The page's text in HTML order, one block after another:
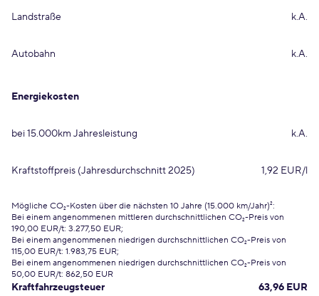
Landstraße k.A.
Autobahn k.A.
Energiekosten
bei 15.000km Jahresleistung k.A.
Kraftstoffpreis (Jahresdurchschnitt 2025) 1,92 EUR/l
Mögliche CO₂-Kosten über die nächsten 10 Jahre (15.000 km/Jahr)²:
Bei einem angenommenen mittleren durchschnittlichen CO₂-Preis von
190,00 EUR/t: 3.277,50 EUR;
Bei einem angenommenen niedrigen durchschnittlichen CO₂-Preis von
115,00 EUR/t: 1.983,75 EUR;
Bei einem angenommenen niedrigen durchschnittlichen CO₂-Preis von
50,00 EUR/t: 862,50 EUR
Kraftfahrzeugsteuer 63,96 EUR